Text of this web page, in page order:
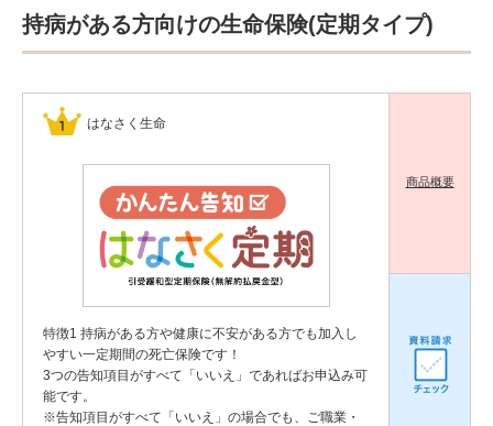
ネットから申し込む
保険会社から探す
よくある質問
サイトマップ
チェックした商品リスト
持病がある方向けの生命保険(定期タイプ)
はなさく生命
特徴1 持病がある方や健康に不安がある方でも加入し
やすい一定期間の死亡保険です！
3つの告知項目がすべて「いいえ」であればお申込み可
能です。
※告知項目がすべて「いいえ」の場合でも、ご職業・
商品概要